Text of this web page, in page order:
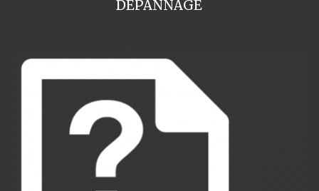
DEPANNAGE